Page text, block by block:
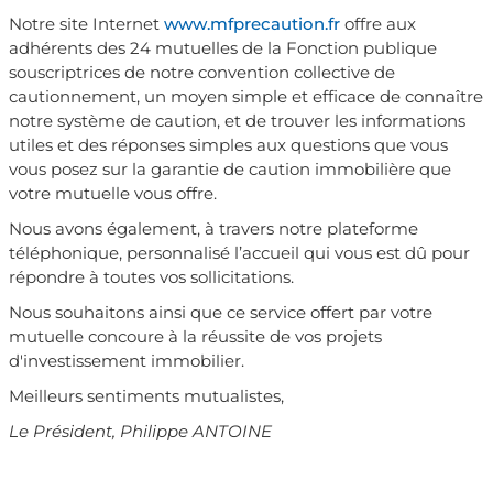
Notre site Internet www.mfprecaution.froffre aux
adhérents des 24 mutuelles de la Fonction publique
souscriptrices de notre convention collective de
cautionnement, un moyen simple et efficace de connaître
notre système de caution, et de trouver les informations
utiles et des réponses simples aux questions que vous
vous posez sur la garantie de caution immobilière que
votre mutuelle vous offre.
Nous avons également, à travers notre plateforme
téléphonique, personnalisé l’accueil qui vous est dû pour
répondre à toutes vos sollicitations.
Nous souhaitons ainsi que ce service offert par votre
mutuelle concoure à la réussite de vos projets
d'investissement immobilier.
Meilleurs sentiments mutualistes,
Le Président, Philippe ANTOINE